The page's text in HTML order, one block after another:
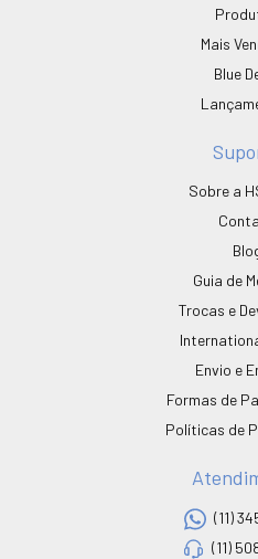
Mais
Blue
Sobre a
Guia de
Trocas e
Envio e
Formas de
Políticas de
(11)
(11)